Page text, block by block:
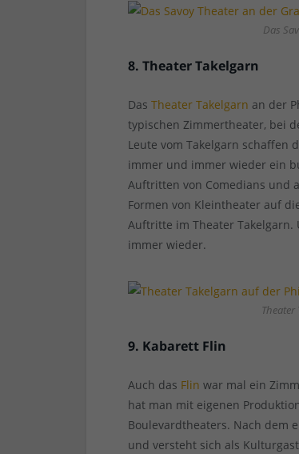
Das
8. Theater Takelgarn
DasTheater Takelgarn an der
typischen Zimmertheater, bei
Leute vom Takelgarn
immer und immer wieder ein
Auftritten von Comedians und
Formen von Kleintheater auf
Auftritte im Theater Takelgarn.
immer wieder.
Theater
9. Kabarett Flin
Auch das Flin war mal ein
hat man mit eigenen
Boulevardtheaters. Nach dem
und versteht sich als